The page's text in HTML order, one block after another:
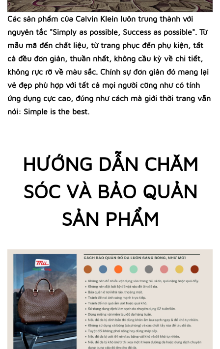
Các sản phẩm của Calvin Klein luôn trung thành với
nguyên tắc "Simply as possible, Success as possible". Từ
mẫu mã đến chất liệu, từ trang phục đến phụ kiện, tất
cả đều đơn giản, thuần nhất, không cầu kỳ về chi tiết,
không rực rỡ về màu sắc. Chính sự đơn giản đó mang lại
vẻ đẹp phù hợp với tất cả mọi người cũng như có tính
ứng dụng cực cao, đúng như cách mà giới thời trang vẫn
nói: Simple is the best.
HƯỚNG DẪN CHĂM
SÓC VÀ BẢO QUẢN
SẢN PHẨM